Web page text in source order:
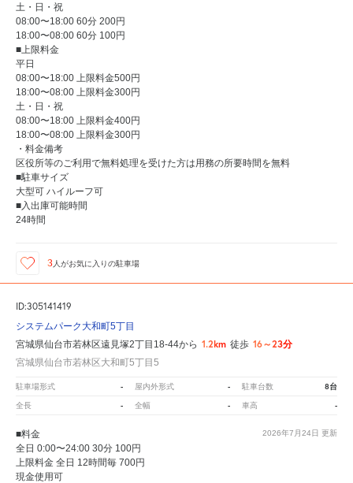
土・日・祝
08:00〜18:00 60分 200円
18:00〜08:00 60分 100円
■上限料金
平日
08:00〜18:00 上限料金500円
18:00〜08:00 上限料金300円
土・日・祝
08:00〜18:00 上限料金400円
18:00〜08:00 上限料金300円
・料金備考
区役所等のご利用で無料処理を受けた方は用務の所要時間を無料
■駐車サイズ
大型可 ハイルーフ可
■入出庫可能時間
24時間
3 人がお気に入りの駐車場
ID:305141419
システムパーク大和町5丁目
宮城県仙台市若林区遠見塚2丁目18-44から 1.2km 徒歩 16～23分
宮城県仙台市若林区大和町5丁目5
駐車場形式 - 屋内外形式 - 駐車台数 8台
全長 - 全幅 - 車高 -
2026年7月24日 更新
■料金
全日 0:00〜24:00 30分 100円
上限料金 全日 12時間毎 700円
現金使用可